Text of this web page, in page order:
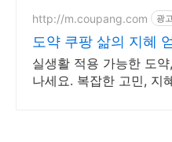
http://m.coupang.com 광고
도약 쿠팡 삶의 지혜
실생활 적용 가능한 도
나세요. 복잡한 고민, 지